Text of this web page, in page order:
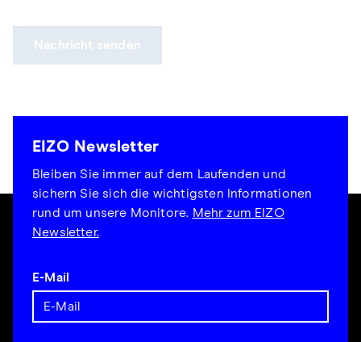
Nachricht senden
EIZO Newsletter
Bleiben Sie immer auf dem Laufenden und
sichern Sie sich die wichtigsten Informationen
rund um unsere Monitore. Mehr zum EIZO
Newsletter.
E-Mail